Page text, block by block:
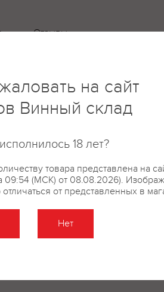
Отзывы
на сайт
Винный склад
18 лет?
товара представлена на
09:54 (МСК) от 08.08.2026).
от представленных в
Нет